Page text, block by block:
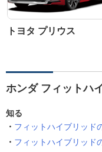
トヨタ プリウス
ホンダ フィットハ
知る
フィットハイブリッド
フィットハイブリッド